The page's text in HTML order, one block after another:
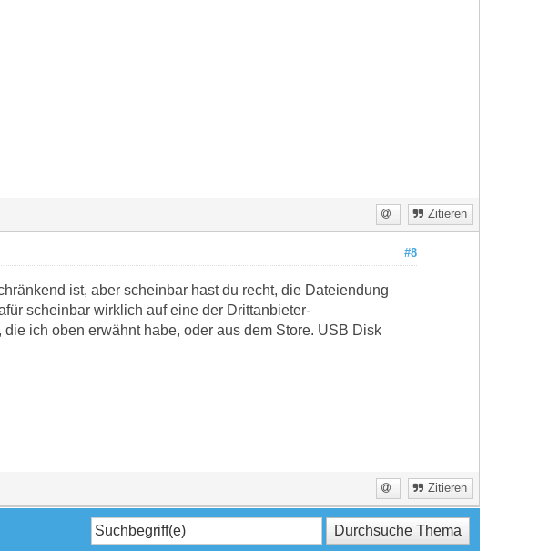
Zitieren
#8
ist, aber scheinbar hast du recht, die Dateiendung
scheinbar wirklich auf eine der Drittanbieter-
ich oben erwähnt habe, oder aus dem Store. USB Disk
Zitieren